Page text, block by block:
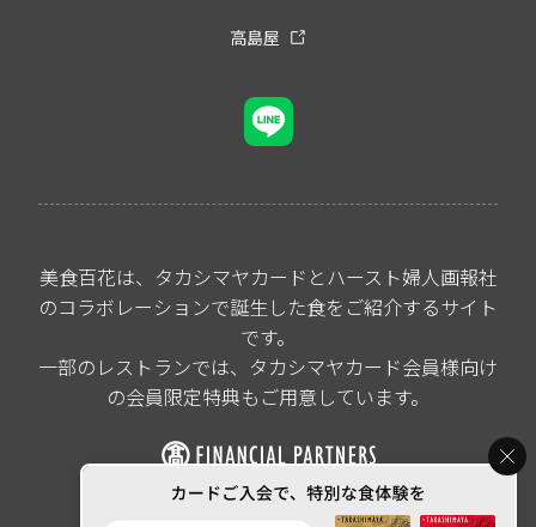
高島屋
美食百花は、タカシマヤカードとハースト婦人画報社
のコラボレーションで誕生した食をご紹介するサイト
です。
一部のレストランでは、タカシマヤカード会員様向け
の会員限定特典もご用意しています。
All rights reserved by
Takashimaya Financial Partners Co.,Ltd